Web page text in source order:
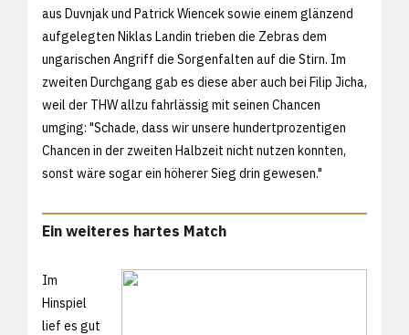
aus Duvnjak und Patrick Wiencek sowie einem glänzend
aufgelegten Niklas Landin trieben die Zebras dem
ungarischen Angriff die Sorgenfalten auf die Stirn. Im
zweiten Durchgang gab es diese aber auch bei Filip Jicha,
weil der THW allzu fahrlässig mit seinen Chancen
umging: "Schade, dass wir unsere hundertprozentigen
Chancen in der zweiten Halbzeit nicht nutzen konnten,
sonst wäre sogar ein höherer Sieg drin gewesen."
Ein weiteres hartes Match
Im
Hinspiel
lief es gut